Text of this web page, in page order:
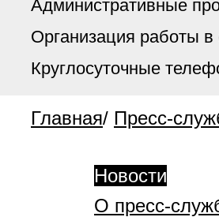
Административные
Организация работы
Круглосуточные
Главная/ Пресс-
Новости
О пресс-